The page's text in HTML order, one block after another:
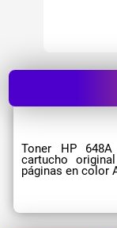
Toner HP
cartucho
páginas en color